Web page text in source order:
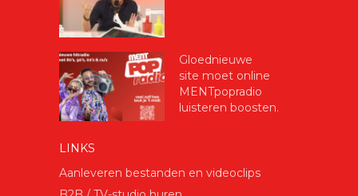
Gloednieuwe
site moet online
MENTpopradio
luisteren boosten.
LINKS
Aanleveren bestanden en videoclips